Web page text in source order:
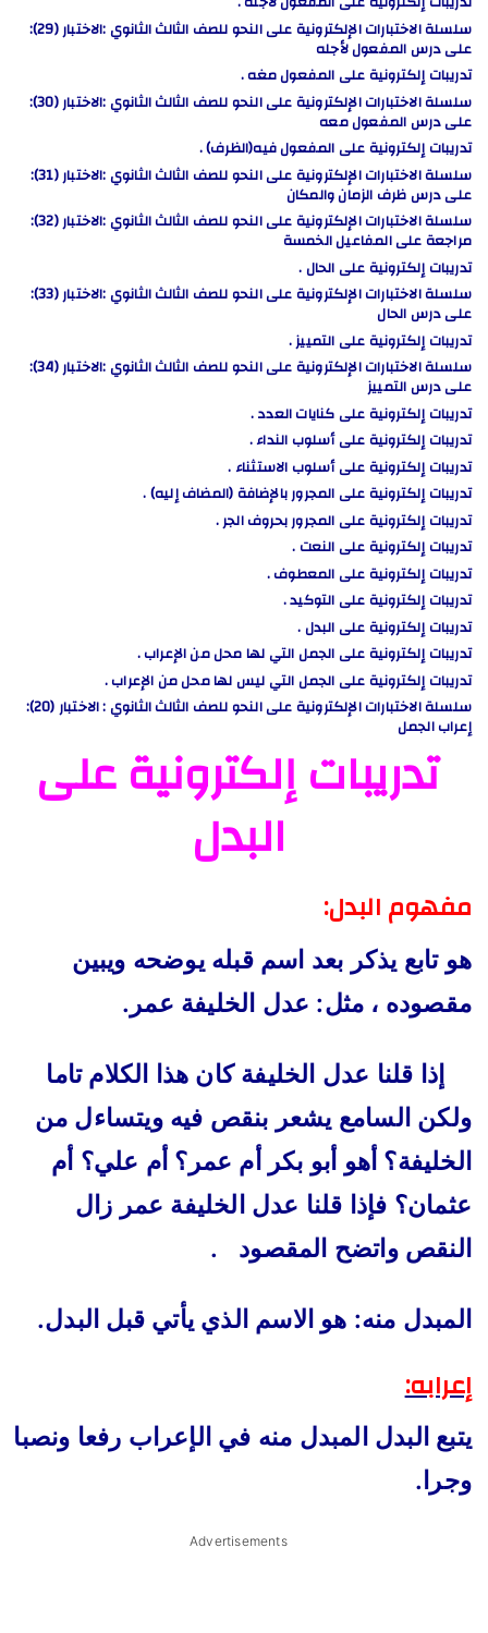
سلسلة الاختبارات الإلكترونية على النحو للصف الثالث الثانوي :الاختبار (29):
على درس المفعول لأجله
تدريبات إلكترونية على المفعول مغه .
سلسلة الاختبارات الإلكترونية على النحو للصف الثالث الثانوي :الاختبار (30):
على درس المفعول معه
تدريبات إلكترونية على المفعول فيه(الظرف) .
سلسلة الاختبارات الإلكترونية على النحو للصف الثالث الثانوي :الاختبار (31):
على درس ظرف الزمان والمكان
سلسلة الاختبارات الإلكترونية على النحو للصف الثالث الثانوي :الاختبار (32):
مراجعة على المفاعيل الخمسة
تدريبات إلكترونية على الحال .
سلسلة الاختبارات الإلكترونية على النحو للصف الثالث الثانوي :الاختبار (33):
على درس الحال
تدريبات إلكترونية على التمييز .
سلسلة الاختبارات الإلكترونية على النحو للصف الثالث الثانوي :الاختبار (34):
على درس التمييز
تدريبات إلكترونية على كنايات العدد .
تدريبات إلكترونية على أسلوب النداء .
تدريبات إلكترونية على أسلوب الاستثناء .
تدريبات إلكترونية على المجرور بالإضافة (المضاف إليه) .
تدريبات إلكترونية على المجرور بحروف الجر .
تدريبات إلكترونية على النعت .
تدريبات إلكترونية على المعطوف .
تدريبات إلكترونية على التوكيد .
تدريبات إلكترونية على البدل .
تدريبات إلكترونية على الجمل التي لها محل من الإعراب .
تدريبات إلكترونية على الجمل التي ليس لها محل من الإعراب .
سلسلة الاختبارات الإلكترونية على النحو للصف الثالث الثانوي : الاختبار (20):
إعراب الجمل
تدريبات إلكترونية على
البدل
مفهوم البدل:
هو تابع يذكر بعد اسم قبله يوضحه ويبين
مقصوده ، مثل: عدل الخليفة عمر.
إذا قلنا عدل الخليفة كان هذا الكلام تاما
ولكن السامع يشعر بنقص فيه ويتساءل من
الخليفة؟ أهو أبو بكر أم عمر؟ أم علي؟ أم
عثمان؟ فإذا قلنا عدل الخليفة عمر زال
النقص واتضح المقصود
.
المبدل منه: هو الاسم الذي يأتي قبل البدل.
إعرابه:
يتبع البدل المبدل منه في الإعراب رفعا ونصبا
وجرا.
Advertisements